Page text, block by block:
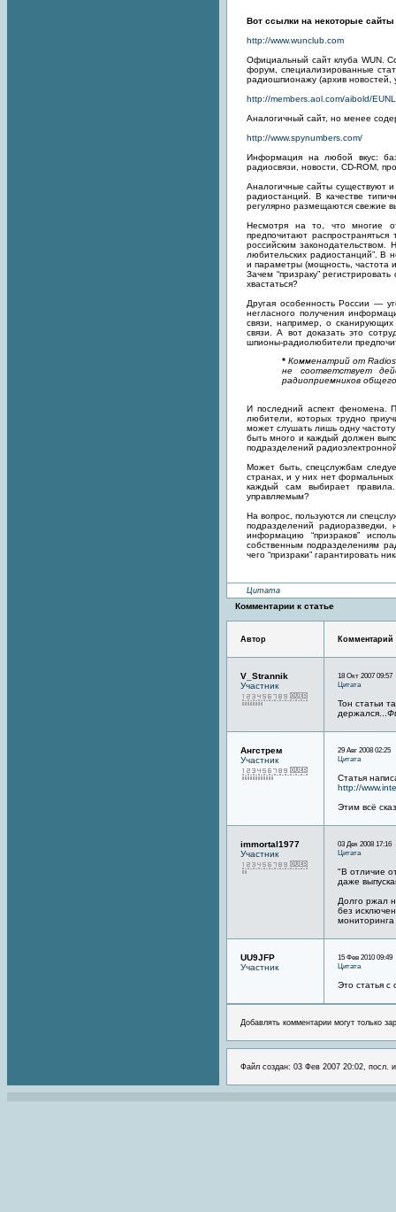
Вот ссылки на некоторые сайты
http://www.wunclub.com
Официальный сайт клуба WUN.
форум, специализированные
радиошпионажу (архив новостей,
http://members.aol.com/aibold/
Аналогичный сайт, но менее
http://www.spynumbers.com/
Информация на любой вкус:
радиосвязи, новости, CD-ROM,
Аналогичные сайты существуют
радиостанций. В качестве
регулярно размещаются свежие
Несмотря на то, что многие
предпочитают
российским законодательством.
любительских радиостанций”. В
и параметры (мощность, частота
Зачем “призраку”
хвастаться?
Другая особенность России —
негласного получения
связи, например, о
связи. А вот доказать это
шпионы-радиолюбители
* Комменатрий от
не соответствует
радиоприемников
И последний аспект феномена.
любители, которых трудно
может слушать лишь одну
быть много и каждый должен
подразделений
Может быть, спецслужбам
странах, и у них нет
каждый сам выбирает
управляемым?
На вопрос, пользуются ли
подразделений
информацию “призраков”
собственным подразделениям
чего “призраки” гарантировать
Цитата
Комментарии к статье
Автор Комментарий
V_Strannik
Участник
18 Окт 2007 09:57
Цитата
Тон статьи
держался...
Ангстрем
Участник
29 Авг 2008 02:25
Цитата
Статья
http://
Этим всё
immortal1977
Участник
03 Дек 2008 17:16
Цитата
"В отличие
даже
Долго ржал
без
мониторинга
UU9JFP
Участник
15 Фев 2010 09:49
Цитата
Это статья с
Добавлять комментарии могут только
Файл создан: 03 Фев 2007 20:02, посл.